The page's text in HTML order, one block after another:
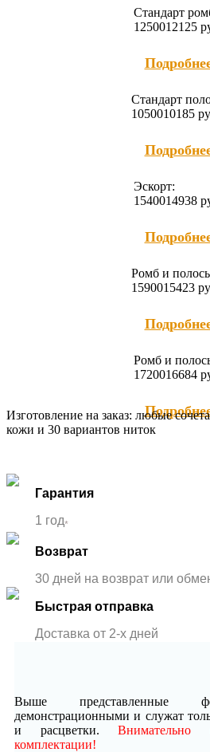
Cтандарт
1250012125
Cтандарт
1050010185
Эскорт:
1540014938
Ромб и
1590015423
Ромб и
1720016684
Изготовление на заказ: любые
кожи и 30 вариантов ниток
Гарантия
1 год*
Возврат
30 дней на возврат или
Быстрая отправка
Доставка от 2-x дней
Выше представленные
демонстрационными и служат
и расцветки.Внимательно
комплектации!